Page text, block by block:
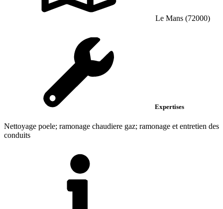
Le Mans (72000)
Expertises
Nettoyage poele; ramonage chaudiere gaz; ramonage et entretien des
conduits